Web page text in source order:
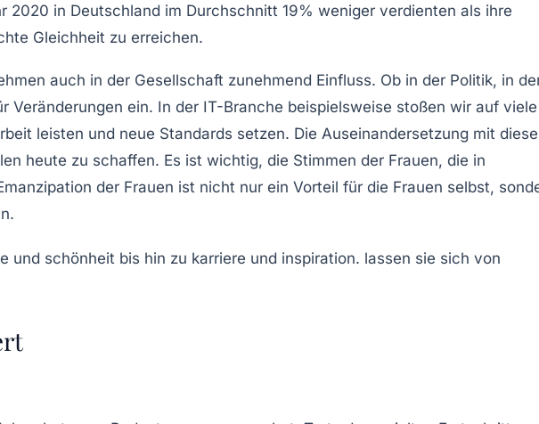
in Deutschland im Durchschnitt 19% weniger verdienten als ihre
Gleichheit zu erreichen.
auch in der Gesellschaft zunehmend Einfluss. Ob in der Politik, in
Veränderungen ein. In der IT-Branche beispielsweise stoßen wir auf viele
leisten und neue Standards setzen. Die Auseinandersetzung mit
heute zu schaffen. Es ist wichtig, die Stimmen der Frauen, die in
der Frauen ist nicht nur ein Vorteil für die Frauen selbst,